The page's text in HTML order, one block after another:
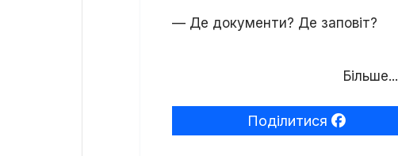
— Де документи? Де заповіт?
Більше...
Поділитися